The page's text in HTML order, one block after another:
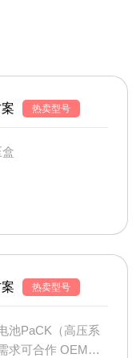
热卖型号
热卖型号
池PaCK（高压系
求可合作 OEM